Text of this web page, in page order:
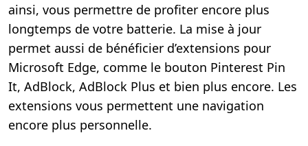
ainsi, vous permettre de profiter encore plus
longtemps de votre batterie. La mise à jour
permet aussi de bénéficier d’extensions pour
Microsoft Edge, comme le bouton Pinterest Pin
It, AdBlock, AdBlock Plus et bien plus encore. Les
extensions vous permettent une navigation
encore plus personnelle.